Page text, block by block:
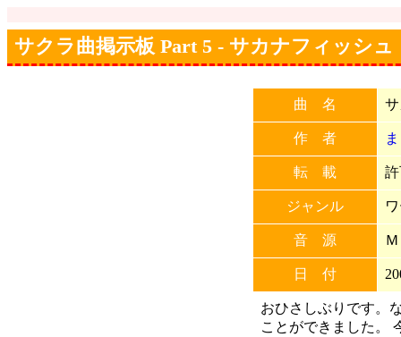
サクラ曲掲示板 Part 5 - サカナフィッシュ
曲 名
作 者
転 載
ジャンル
音 源
日 付
おひさしぶりです。
ことができました。